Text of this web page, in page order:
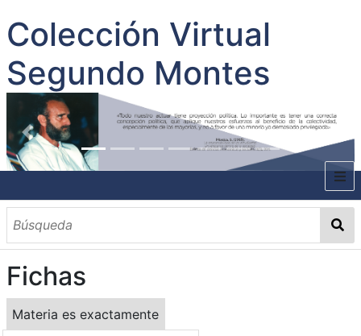
Colección Virtual
Segundo Montes
INICIO
SOBRE EL AUTOR
CONTENIDO
TODOS LOS DOCUMENTOS
CATEGORIAS
OBRAS SOBRE EL AUTOR P. SEGUNDO MONTES
MATERIAS
PALABRAS CLAVES
MULTIMEDIA
Fichas
Materia es exactamente